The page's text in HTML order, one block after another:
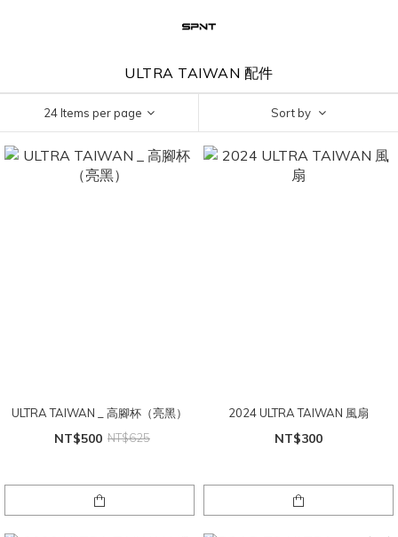
ULTRA TAIWAN 配件
24 Items per page Sort by
ULTRA TAIWAN _ 高腳杯（亮黑）
NT$500 NT$625
2024 ULTRA TAIWAN 風扇
NT$300